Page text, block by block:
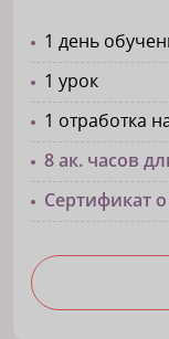
1 день
1 урок
1 отработка
8 ак. часов
Сертификат